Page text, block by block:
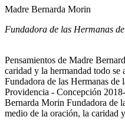
Madre Bernarda Morin
Fundadora de las Hermanas
Pensamientos de Madre
caridad y la hermandad todo
Fundadora de las Hermanas
Providencia - Concepción
Bernarda Morin Fundadora de
medio de la oración, la caridad